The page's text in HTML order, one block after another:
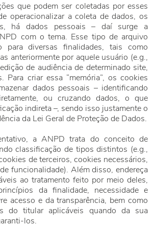
que podem ser coletadas por esses
operacionalizar a coleta de dados, os
há dados pessoais – daí surge a
com o tema. Esse tipo de arquivo
para diversas finalidades, tais como
anteriormente por aquele usuário (e.g.,
de audiência de determinado site,
Para criar essa “memória”, os cookies
dados pessoais – identificando
ou cruzando dados, o que
indireta –, sendo isso justamente o
da Lei Geral de Proteção de Dados.
a ANPD trata do conceito de
classificação de tipos distintos (e.g.,
de terceiros, cookies necessários,
funcionalidade). Além disso, endereça
ao tratamento feito por meio deles,
da finalidade, necessidade e
acesso e da transparência, bem como
do titular aplicáveis quando da sua
los.